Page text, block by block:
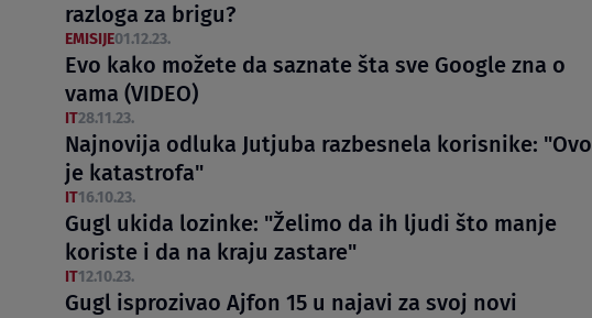
razloga za brigu?
EMISIJE01.12.23.
Evo kako možete da saznate šta sve Google zna o
vama (VIDEO)
IT28.11.23.
Najnovija odluka Jutjuba razbesnela korisnike: "Ovo
je katastrofa"
IT16.10.23.
Gugl ukida lozinke: "Želimo da ih ljudi što manje
koriste i da na kraju zastare"
IT12.10.23.
Gugl isprozivao Ajfon 15 u najavi za svoj novi